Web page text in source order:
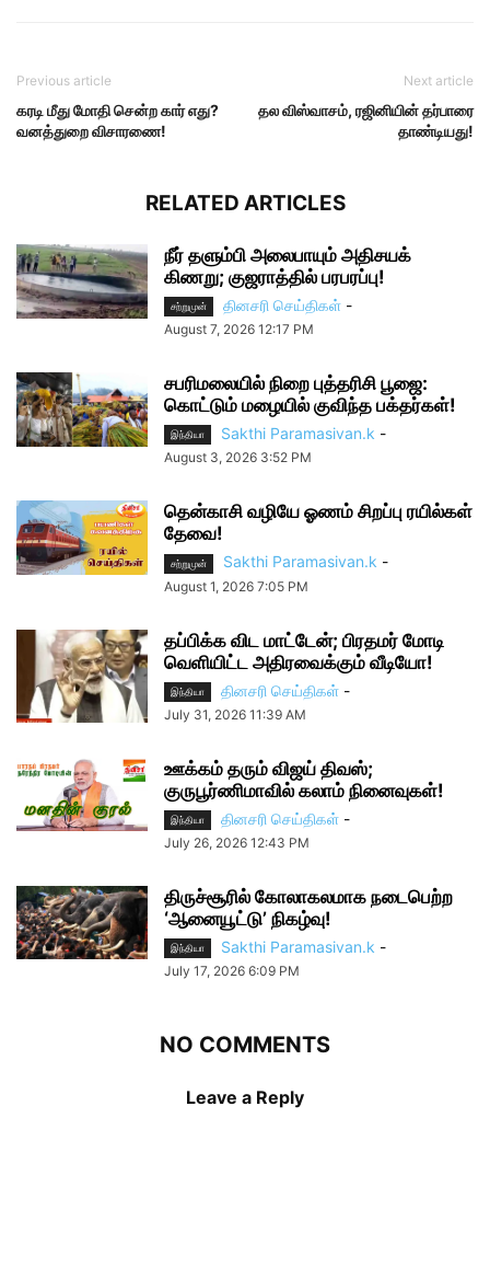
Previous article
கரடி மீது மோதி சென்ற கார் எது?
வனத்துறை விசாரணை!
Next article
தல விஸ்வாசம், ரஜினியின் தர்பாரை
தாண்டியது!
RELATED ARTICLES
நீர் தளும்பி அலைபாயும் அதிசயக்
கிணறு; குஜராத்தில் பரபரப்பு!
சற்றுமுன் தினசரி செய்திகள் -
August 7, 2026 12:17 PM
சபரிமலையில் நிறை புத்தரிசி பூஜை:
கொட்டும் மழையில் குவிந்த பக்தர்கள்!
இந்தியா Sakthi Paramasivan.k -
August 3, 2026 3:52 PM
தென்காசி வழியே ஓணம் சிறப்பு ரயில்கள்
தேவை!
சற்றுமுன் Sakthi Paramasivan.k -
August 1, 2026 7:05 PM
தப்பிக்க விட மாட்டேன்; பிரதமர் மோடி
வெளியிட்ட அதிரவைக்கும் வீடியோ!
இந்தியா தினசரி செய்திகள் -
July 31, 2026 11:39 AM
ஊக்கம் தரும் விஜய் திவஸ்;
குருபூர்ணிமாவில் கலாம் நினைவுகள்!
இந்தியா தினசரி செய்திகள் -
July 26, 2026 12:43 PM
திருச்சூரில் கோலாகலமாக நடைபெற்ற
‘ஆனையூட்டு’ நிகழ்வு!
இந்தியா Sakthi Paramasivan.k -
July 17, 2026 6:09 PM
NO COMMENTS
Leave a Reply